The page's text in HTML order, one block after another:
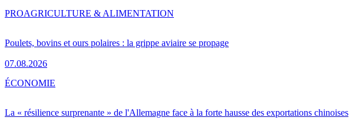
Poulets, bovins et ours polaires : la grippe aviaire se propage
07.08.2026
PROAGRICULTURE & ALIMENTATION
La « résilience surprenante » de l'Allemagne face à la forte hausse des exportations chinoises
ÉCONOMIE